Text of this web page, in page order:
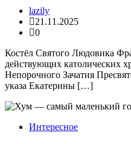
lazily
21.11.2025
0
Костёл Святого Людовика
действующих католических
Непорочного Зачатия
указа Екатерины […]
Интересное